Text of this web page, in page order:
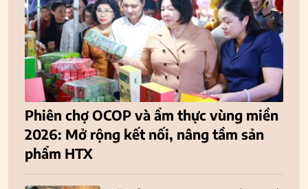
Phiên chợ OCOP và ẩm thực vùng miền
2026: Mở rộng kết nối, nâng tầm sản
phẩm HTX